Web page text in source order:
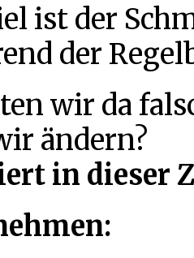
ist der
der
wir da
ändern?
in dieser